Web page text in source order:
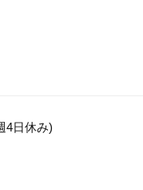
4日休み)